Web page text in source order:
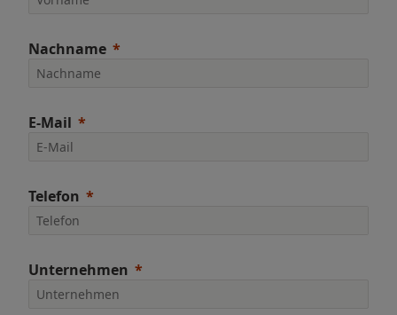
Nachname
E-Mail
Telefon
Unternehmen